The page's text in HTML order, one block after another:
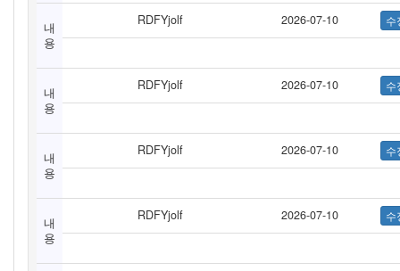
내
용
RDFYjolf 2026-07-10
내
용
RDFYjolf 2026-07-10
내
용
RDFYjolf 2026-07-10
내
용
RDFYjolf 2026-07-10